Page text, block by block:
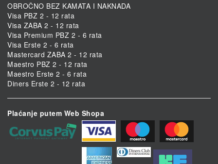
OBROČNO BEZ KAMATA I NAKNADA
Visa PBZ 2 - 12 rata
Visa ZABA 2 - 12 rata
Visa Premium PBZ 2 - 6 rata
Visa Erste 2 - 6 rata
Mastercard ZABA 2 - 12 rata
Maestro PBZ 2 - 12 rata
Maestro Erste 2 - 6 rata
Diners Erste 2 - 12 rata
Plaćanje putem Web Shopa